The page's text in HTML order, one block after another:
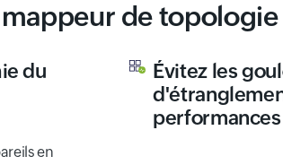
de topologie
du
en
Évitez les
performances